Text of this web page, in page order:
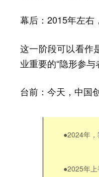
幕后： 2015年左右
这一阶段可以看作
业重要的“隐形参与
台前： 今天，中国
●2024年
●2025年